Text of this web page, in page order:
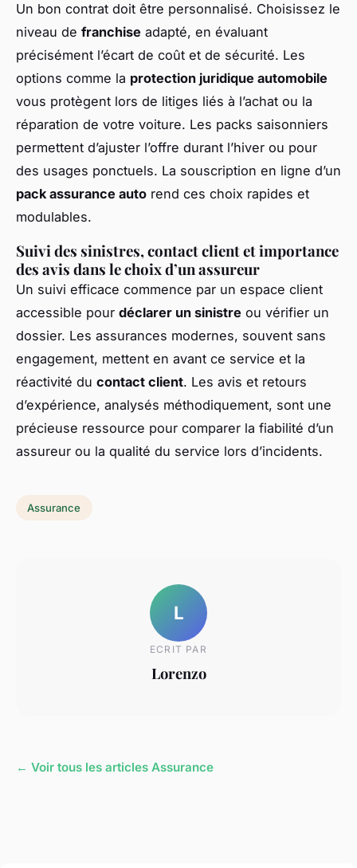
Un bon contrat doit être personnalisé. Choisissez le
niveau de franchise adapté, en évaluant
précisément l’écart de coût et de sécurité. Les
options comme la protection juridique automobile
vous protègent lors de litiges liés à l’achat ou la
réparation de votre voiture. Les packs saisonniers
permettent d’ajuster l’offre durant l’hiver ou pour
des usages ponctuels. La souscription en ligne d’un
pack assurance auto rend ces choix rapides et
modulables.
Suivi des sinistres, contact client et importance
des avis dans le choix d’un assureur
Un suivi efficace commence par un espace client
accessible pour déclarer un sinistre ou vérifier un
dossier. Les assurances modernes, souvent sans
engagement, mettent en avant ce service et la
réactivité du contact client. Les avis et retours
d’expérience, analysés méthodiquement, sont une
précieuse ressource pour comparer la fiabilité d’un
assureur ou la qualité du service lors d’incidents.
Assurance
L
ECRIT PAR
Lorenzo
← Voir tous les articles Assurance